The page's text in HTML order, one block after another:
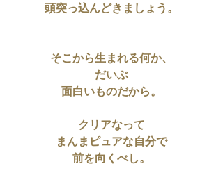
頭突っ込んどきましょう。
そこから生まれる何か、
だいぶ
面白いものだから。
クリアなって
まんまピュアな自分で
前を向くべし。